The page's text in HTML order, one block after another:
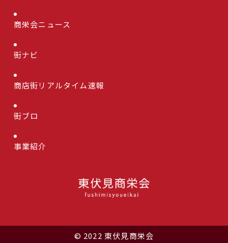
商栄会ニュース
街ナビ
商店街リアルタイム速報
街ブロ
事業紹介
© 2022 東伏見商栄会